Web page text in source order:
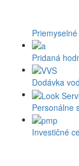
Pridaná
Dodávka
Personálne
Investičné